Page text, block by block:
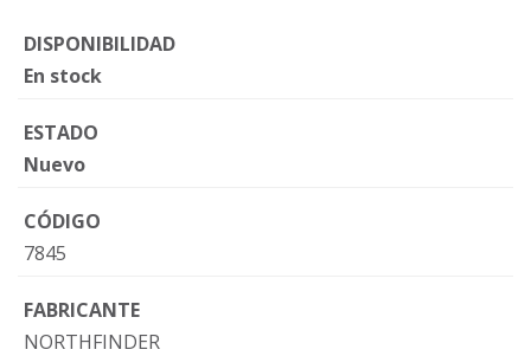
DISPONIBILIDAD
En stock
ESTADO
Nuevo
CÓDIGO
7845
FABRICANTE
NORTHFINDER